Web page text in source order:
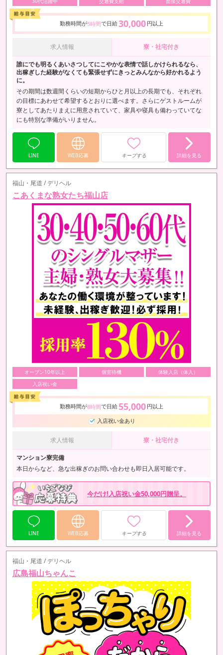
勤務時間が5時間で日給30,000 円以上
求人情報 寮・社宅付き
誰にでも明るくあいさつしてにこやかな表情で話しかけられるなら、
出稼ぎした経験がなくても緊張せずにきっとみんなから好かれるよう
に。
その期間は数週間くらいの短期からひと月以上の長期でも、それぞれ
の目標にあわせて希望するとおりに選べます。さらにゲストルームが
寮としてあたりまえに用意されていて、家具や寝具も備わっていてな
にも特別な準備がいりません。
LINE WEB応募 キープする 詳細を見る
福山・尾道 / デリヘル
こあくまな熟女たち福山店
オープン10年以上 個室待機
体験入店（体入）
入店祝い金
勤務時間が8時間で日給 55,000 円以上
入店祝い金あり
求人情報 寮・社宅付き
マンション寮完備
本日からなど、急な出稼ぎのお問い合わせも即日入居可能です。
今だけ!入店祝い金50,000円贈呈。
LINE WEB応募 キープする 詳細を見る
福山・尾道 / デリヘル
広島福山ちゃんこ